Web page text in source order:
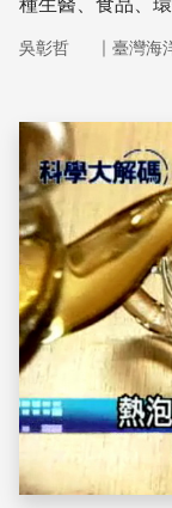
種生醫、食品、
吳彰哲 ｜ 臺灣海